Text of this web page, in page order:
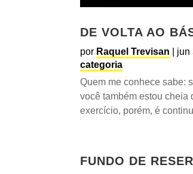
DE VOLTA AO
por Raquel Trevisan jun
categoria
Quem me conhece sabe:
você também estou cheia
exercício, porém, é
FUNDO DE